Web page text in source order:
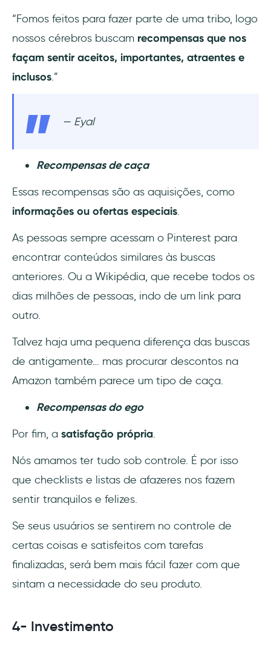
“Fomos feitos para fazer parte de uma tribo, logo
nossos cérebros buscam recompensas que nos
façam sentir aceitos, importantes, atraentes e
inclusos.”
— Eyal
Recompensas de caça
Essas recompensas são as aquisições, como
informações ou ofertas especiais.
As pessoas sempre acessam o Pinterest para
encontrar conteúdos similares às buscas
anteriores. Ou a Wikipédia, que recebe todos os
dias milhões de pessoas, indo de um link para
outro.
Talvez haja uma pequena diferença das buscas
de antigamente… mas procurar descontos na
Amazon também parece um tipo de caça.
Recompensas do ego
Por fim, a satisfação própria.
Nós amamos ter tudo sob controle. É por isso
que checklists e listas de afazeres nos fazem
sentir tranquilos e felizes.
Se seus usuários se sentirem no controle de
certas coisas e satisfeitos com tarefas
finalizadas, será bem mais fácil fazer com que
sintam a necessidade do seu produto.
4- Investimento